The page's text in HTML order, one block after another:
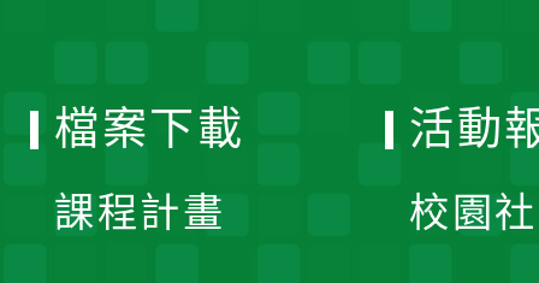
檔案下載
課程計畫
活動
校園